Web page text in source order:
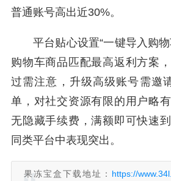
普通账号高出近30%。
平台贴心设置“一键导入购
购物车商品匹配最高返利方案
过需注意，升级高级账号需邀
单，对社交资源有限的用户略
无隐藏手续费，满额即可快速
同类平台中表现突出。
果冻宝盒下载地址： https://